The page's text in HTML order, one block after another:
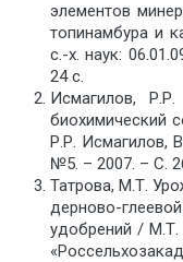
элементов
топинамбура и
с.-х. наук:
24 с.
Исмагилов,
биохимический
Р.Р. Исмагилов,
№5. – 2007. – С.
Татрова, М.Т.
дерново-
удобрений /